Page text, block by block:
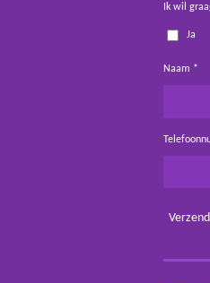
Ik wil
Ja
Naam *